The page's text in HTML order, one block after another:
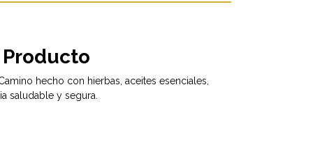
hecho con hierbas, aceites esenciales,
saludable y segura.